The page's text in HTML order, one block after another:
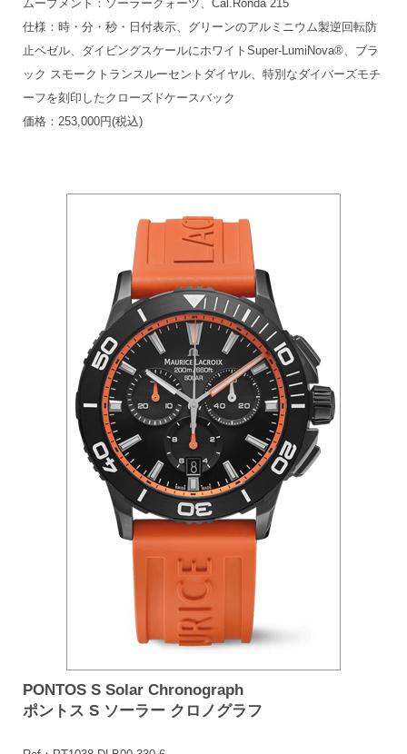
ムーブメント：ソーラークォーツ、Cal.Ronda 215
仕様：時・分・秒・日付表示、グリーンのアルミニウム製逆回転防
止ベゼル、ダイビングスケールにホワイトSuper-LumiNova®、ブラ
ック スモークトランスルーセントダイヤル、特別なダイバーズモチ
ーフを刻印したクローズドケースバック
価格：253,000円(税込)
PONTOS S Solar Chronograph
ポントス S ソーラー クロノグラフ